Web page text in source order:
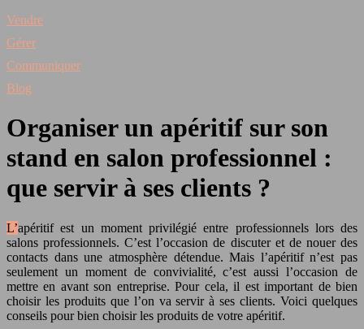
Vendre
Gérer
Communiquer
Blog
Organiser un apéritif sur son
stand en salon professionnel :
que servir à ses clients ?
L’apéritif est un moment privilégié entre professionnels lors des
salons professionnels. C’est l’occasion de discuter et de nouer des
contacts dans une atmosphère détendue. Mais l’apéritif n’est pas
seulement un moment de convivialité, c’est aussi l’occasion de
mettre en avant son entreprise. Pour cela, il est important de bien
choisir les produits que l’on va servir à ses clients. Voici quelques
conseils pour bien choisir les produits de votre apéritif.